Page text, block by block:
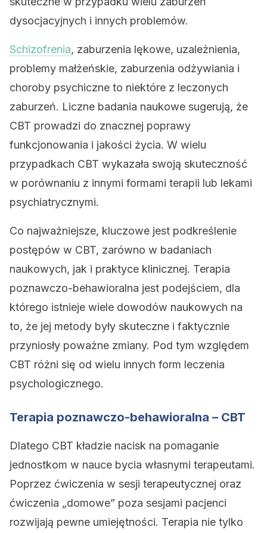
dysocjacyjnych i innych problemów.
Schizofrenia, zaburzenia lękowe, uzależnienia,
problemy małżeńskie, zaburzenia odżywiania i
choroby psychiczne to niektóre z leczonych
zaburzeń. Liczne badania naukowe sugerują, że
CBT prowadzi do znacznej poprawy
funkcjonowania i jakości życia. W wielu
przypadkach CBT wykazała swoją skuteczność
w porównaniu z innymi formami terapii lub lekami
psychiatrycznymi.
Co najważniejsze, kluczowe jest podkreślenie
postępów w CBT, zarówno w badaniach
naukowych, jak i praktyce klinicznej. Terapia
poznawczo-behawioralna jest podejściem, dla
którego istnieje wiele dowodów naukowych na
to, że jej metody były skuteczne i faktycznie
przyniosły poważne zmiany. Pod tym względem
CBT różni się od wielu innych form leczenia
psychologicznego.
Terapia poznawczo-behawioralna – CBT
Dlatego CBT kładzie nacisk na pomaganie
jednostkom w nauce bycia własnymi terapeutami.
Poprzez ćwiczenia w sesji terapeutycznej oraz
ćwiczenia „domowe” poza sesjami pacjenci
rozwijają pewne umiejętności. Terapia nie tylko